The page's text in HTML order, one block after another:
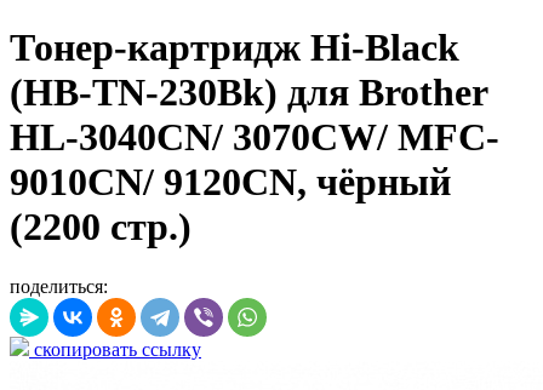
Тонер-картридж Hi-Black
(HB-TN-230Bk) для Brother
HL-3040CN/ 3070CW/ MFC-
9010CN/ 9120CN, чёрный
(2200 стр.)
поделиться:
скопировать ссылку